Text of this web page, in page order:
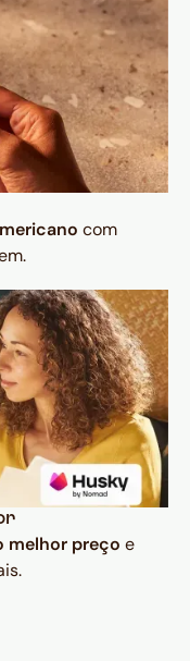
com
melhor preço e